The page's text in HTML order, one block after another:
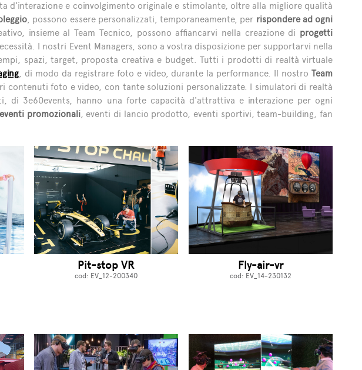
d'interazione e coinvolgimento originale e stimolante, oltre alla migliore qualità
, possono essere personalizzati, temporaneamente, per rispondere ad ogni
insieme al Team Tecnico, possono affiancarvi nella creazione di progetti
I nostri Event Managers, sono a vostra disposizione per supportarvi nella
spazi, target, proposta creativa e budget. Tutti i prodotti di realtà virtuale
, di modo da registrare foto e video, durante la performance. Il nostro Team
contenuti foto e video, con tante soluzioni personalizzate. I simulatori di realtà
di 3e60events, hanno una forte capacità d'attrattiva e interazione per ogni
promozionali, eventi di lancio prodotto, eventi sportivi, team-building, fan
Pit-stop VR
cod: EV_12-200340
Fly-air-vr
cod: EV_14-230132